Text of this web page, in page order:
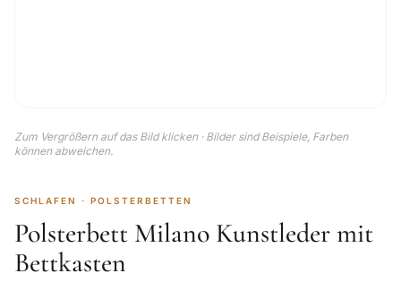
Zum Vergrößern auf das Bild klicken · Bilder sind Beispiele, Farben
können abweichen.
SCHLAFEN · POLSTERBETTEN
Polsterbett Milano Kunstleder mit
Bettkasten